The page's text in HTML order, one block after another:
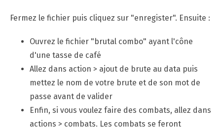
Fermez le fichier puis cliquez sur "enregister". Ensuite :
Ouvrez le fichier "brutal combo" ayant l'cône
d'une tasse de café
Allez dans action > ajout de brute au data puis
mettez le nom de votre brute et de son mot de
passe avant de valider
Enfin, si vous voulez faire des combats, allez dans
actions > combats. Les combats se feront